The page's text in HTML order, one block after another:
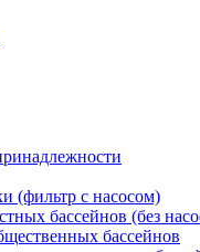
(фильтр с насосом)
бассейнов (без
бассейнов